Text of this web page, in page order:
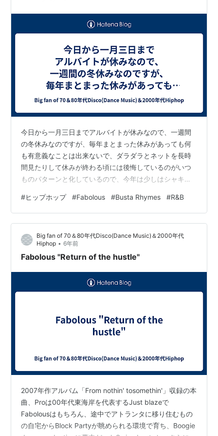
今日から一月三日までアルバイトが休みなので、一週間
の冬休みなのですが、毎年まとまった休みがあっても何
も有意義なことは出来ないで、ダラダラとネットを長時
間見たりして休みが終わる頃には後悔しているのがいつ
ものパターンと化しているので、今年は少しはシャキッ
けたら家族でお昼にスシローで食事して、その後近くの
神社へ初詣に行くので、僕が運転していくので、車で1時
間の道中に聴くための曲のピックアップをしています。
ここ最近聴いていたEarth Wind & Fireのベスト盤とThe
TimeのアルバムとChicのベスト盤とDj Quikのアルバム等
から70…
#ヒップホップ #Fabolous #Busta Rhymes #R&B
Big fan of 70＆80年代Disco(Dance Music)＆2000年代
Hiphop • 6年前
Fabolous "Return of the hustle"
2007年作アルバム「From nothin' tosomethin'」収録の本
曲、Proは00年代東海岸を代表するJust blazeで
Fabolousはもちろん、途中でアトランタに移り住むもの
の自宅からBlock Partyが眺められる環境で育ち、Boogie